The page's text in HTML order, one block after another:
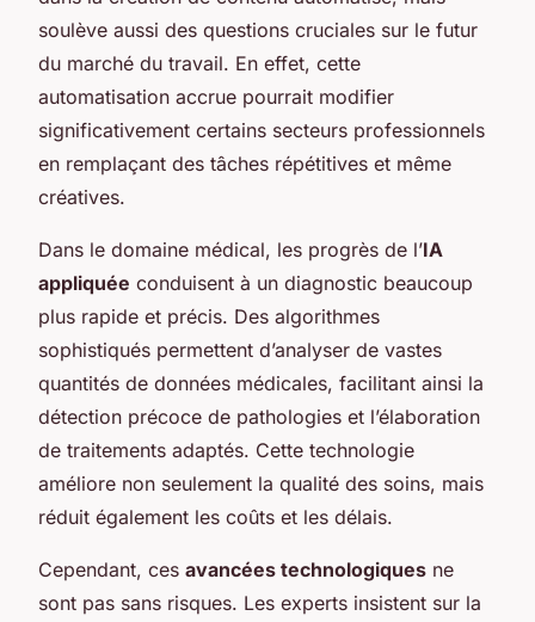
soulève aussi des questions cruciales sur le futur
du marché du travail. En effet, cette
automatisation accrue pourrait modifier
significativement certains secteurs professionnels
en remplaçant des tâches répétitives et même
créatives.
Dans le domaine médical, les progrès de l’IA
appliquée conduisent à un diagnostic beaucoup
plus rapide et précis. Des algorithmes
sophistiqués permettent d’analyser de vastes
quantités de données médicales, facilitant ainsi la
détection précoce de pathologies et l’élaboration
de traitements adaptés. Cette technologie
améliore non seulement la qualité des soins, mais
réduit également les coûts et les délais.
Cependant, ces avancées technologiques ne
sont pas sans risques. Les experts insistent sur la